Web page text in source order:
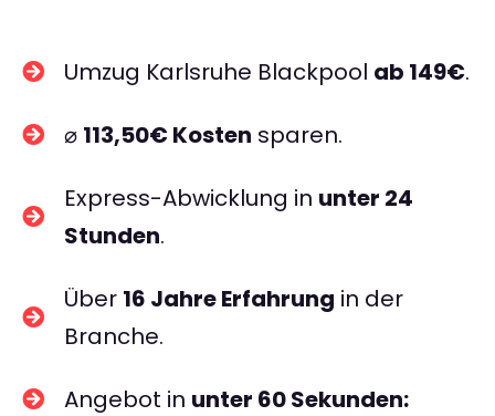
Umzug Karlsruhe Blackpool ab 149€.
⌀ 113,50€ Kosten sparen.
Express-Abwicklung in unter 24
Stunden.
Über 16 Jahre Erfahrung in der
Branche.
Angebot in unter 60 Sekunden: